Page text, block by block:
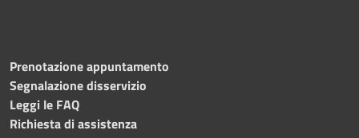
Prenotazione appuntamento
Segnalazione disservizio
Leggi le FAQ
Richiesta di assistenza